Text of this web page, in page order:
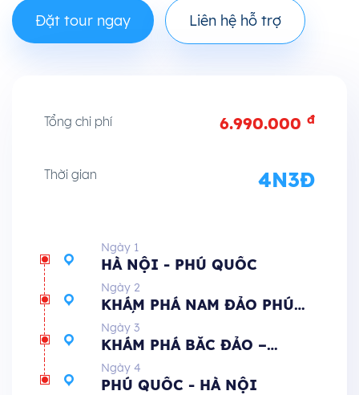
Đặt tour ngay Liên hệ hỗ trợ
Tổng chi phí 6.990.000 đ
Thời gian 4N3Đ
Ngày 1
HÀ NỘI - PHÚ QUỐC
Ngày 2
KHÁM PHÁ NAM ĐẢO PHÚ
QUỐC
Ngày 3
KHÁM PHÁ BẮC ĐẢO –
VINWONDERS/SAFARI
Ngày 4
PHÚ QUỐC - HÀ NỘI